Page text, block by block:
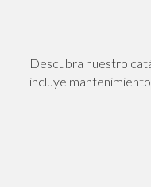
Descubra nuestro
incluye